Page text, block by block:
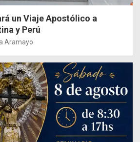
un Viaje Apostólico a
y Perú
Aramayo